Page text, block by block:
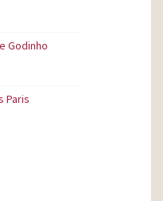
Godinho
Paris